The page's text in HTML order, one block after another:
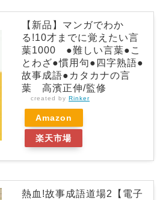
【新品】マンガでわか
る!10才までに覚えたい言
葉1000 ●難しい言葉●こ
とわざ●慣用句●四字熟語●
故事成語●カタカナの言
葉 高濱正伸/監修
created by Rinker
Amazon
楽天市場
熱血!故事成語道場2【電子